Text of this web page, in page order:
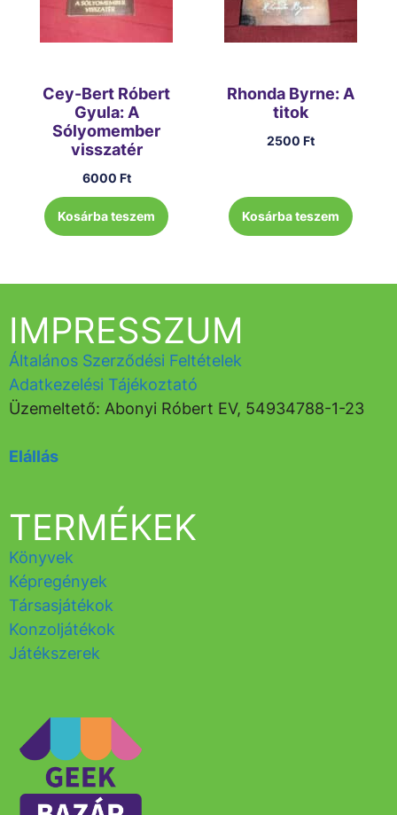
Cey-Bert Róbert
Gyula: A
Sólyomember
visszatér
6000 Ft
Kosárba teszem
Rhonda Byrne: A
titok
2500 Ft
Kosárba teszem
TERMÉKEK
Könyvek
Képregények
Társasjátékok
Konzoljátékok
Játékszerek
IMPRESSZUM
Általános Szerződési Feltételek
Adatkezelési Tájékoztató
Üzemeltető: Abonyi Róbert EV, 54934788-1-23
Elállás